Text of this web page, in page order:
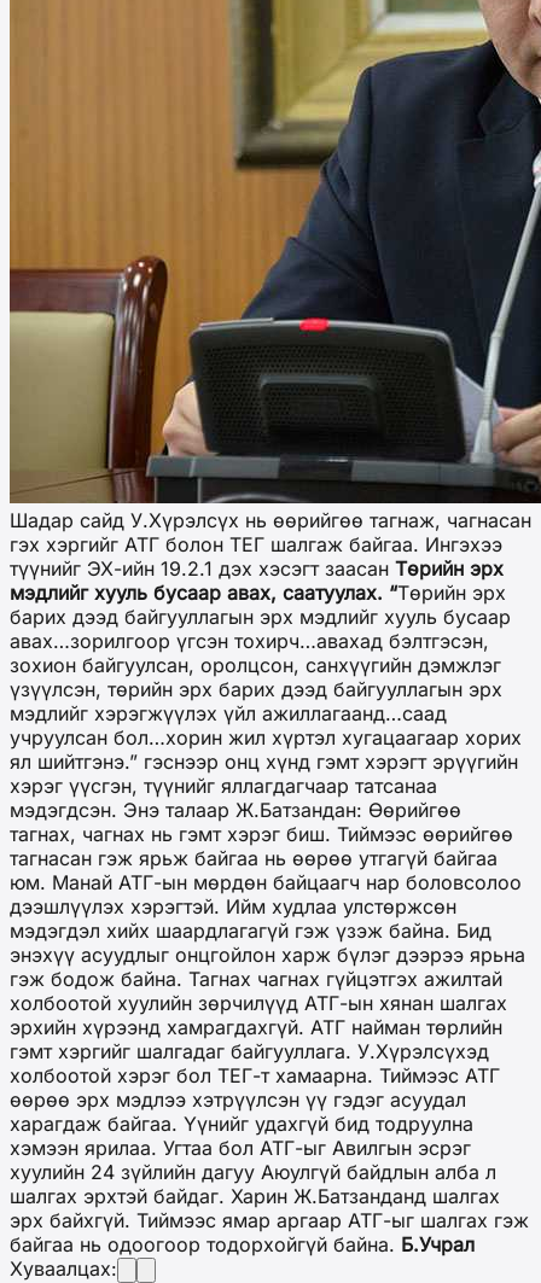
Шадар сайд У.Хүрэлсүх нь өөрийгөө тагнаж, чагнасан
гэх хэргийг АТГ болон ТЕГ шалгаж байгаа. Ингэхээ
түүнийг ЭХ-ийн 19.2.1 дэх хэсэгт заасан Төрийн эрх
мэдлийг хууль бусаар авах, саатуулах. “Төрийн эрх
барих дээд байгууллагын эрх мэдлийг хууль бусаар
авах…зорилгоор үгсэн тохирч…авахад бэлтгэсэн,
зохион байгуулсан, оролцсон, санхүүгийн дэмжлэг
үзүүлсэн, төрийн эрх барих дээд байгууллагын эрх
мэдлийг хэрэгжүүлэх үйл ажиллагаанд…саад
учруулсан бол…хорин жил хүртэл хугацаагаар хорих
ял шийтгэнэ.” гэснээр онц хүнд гэмт хэрэгт эрүүгийн
хэрэг үүсгэн, түүнийг яллагдагчаар татсанаа
мэдэгдсэн. Энэ талаар Ж.Батзандан: Өөрийгөө
тагнах, чагнах нь гэмт хэрэг биш. Тиймээс өөрийгөө
тагнасан гэж ярьж байгаа нь өөрөө утгагүй байгаа
юм. Манай АТГ-ын мөрдөн байцаагч нар боловсолоо
дээшлүүлэх хэрэгтэй. Ийм худлаа улстөржсөн
мэдэгдэл хийх шаардлагагүй гэж үзэж байна. Бид
энэхүү асуудлыг онцгойлон харж бүлэг дээрээ ярьна
гэж бодож байна. Тагнах чагнах гүйцэтгэх ажилтай
холбоотой хуулийн зөрчилүүд АТГ-ын хянан шалгах
эрхийн хүрээнд хамрагдахгүй. АТГ найман төрлийн
гэмт хэргийг шалгадаг байгууллага. У.Хүрэлсүхэд
холбоотой хэрэг бол ТЕГ-т хамаарна. Тиймээс АТГ
өөрөө эрх мэдлээ хэтрүүлсэн үү гэдэг асуудал
харагдаж байгаа. Үүнийг удахгүй бид тодруулна
хэмээн ярилаа. Угтаа бол АТГ-ыг Авилгын эсрэг
хуулийн 24 зүйлийн дагуу Аюулгүй байдлын алба л
шалгах эрхтэй байдаг. Харин Ж.Батзанданд шалгах
эрх байхгүй. Тиймээс ямар аргаар АТГ-ыг шалгах гэж
байгаа нь одоогоор тодорхойгүй байна. Б.Учрал
Хуваалцах: